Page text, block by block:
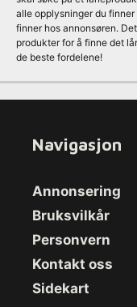
alle opplysninger du
finner hos annonsøren.
produkter for å finne det
de beste fordelene!
Navigasjon
Annonsering
Bruksvilkår
Personvern
Kontakt oss
Sidekart